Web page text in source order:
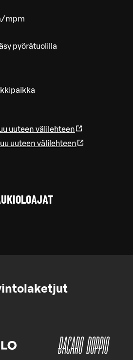
mpm
pyörätuolilla
uuteen välilehteen
uuteen välilehteen